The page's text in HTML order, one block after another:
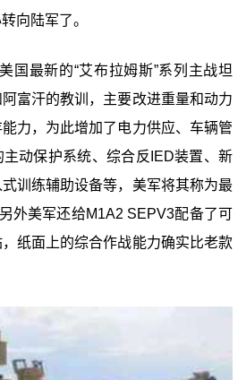
向陆军了。
国最新的“艾布拉姆斯”系列主战坦
富汗的教训，主要改进重量和动力
力，为此增加了电力供应、车辆管
动保护系统、综合反IED装置、新
训练辅助设备等，美军将其称为最
外美军还给M1A2 SEPV3配备了可
纸面上的综合作战能力确实比老款